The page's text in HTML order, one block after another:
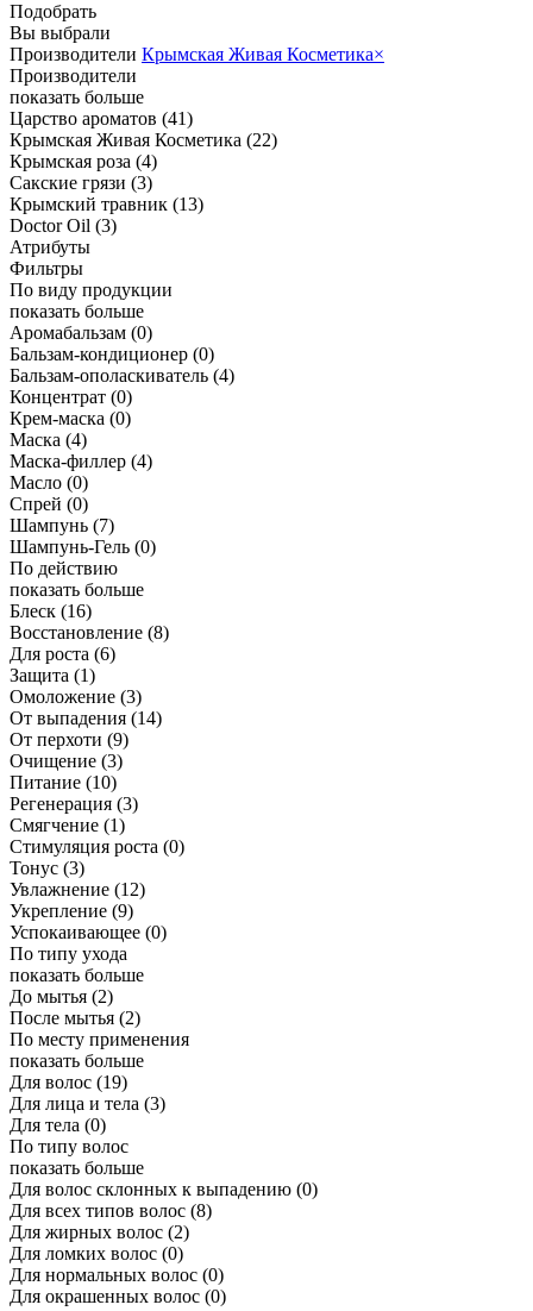
Подобрать
Вы выбрали
Производители Крымская Живая Косметика×
Производители
показать больше
Царство ароматов (41)
Крымская Живая Косметика (22)
Крымская роза (4)
Сакские грязи (3)
Крымский травник (13)
Doctor Oil (3)
Атрибуты
Фильтры
По виду продукции
показать больше
Аромабальзам (0)
Бальзам-кондиционер (0)
Бальзам-ополаскиватель (4)
Концентрат (0)
Крем-маска (0)
Маска (4)
Маска-филлер (4)
Масло (0)
Спрей (0)
Шампунь (7)
Шампунь-Гель (0)
По действию
показать больше
Блеск (16)
Восстановление (8)
Для роста (6)
Защита (1)
Омоложение (3)
От выпадения (14)
От перхоти (9)
Очищение (3)
Питание (10)
Регенерация (3)
Смягчение (1)
Стимуляция роста (0)
Тонус (3)
Увлажнение (12)
Укрепление (9)
Успокаивающее (0)
По типу ухода
показать больше
До мытья (2)
После мытья (2)
По месту применения
показать больше
Для волос (19)
Для лица и тела (3)
Для тела (0)
По типу волос
показать больше
Для волос склонных к выпадению (0)
Для всех типов волос (8)
Для жирных волос (2)
Для ломких волос (0)
Для нормальных волос (0)
Для окрашенных волос (0)